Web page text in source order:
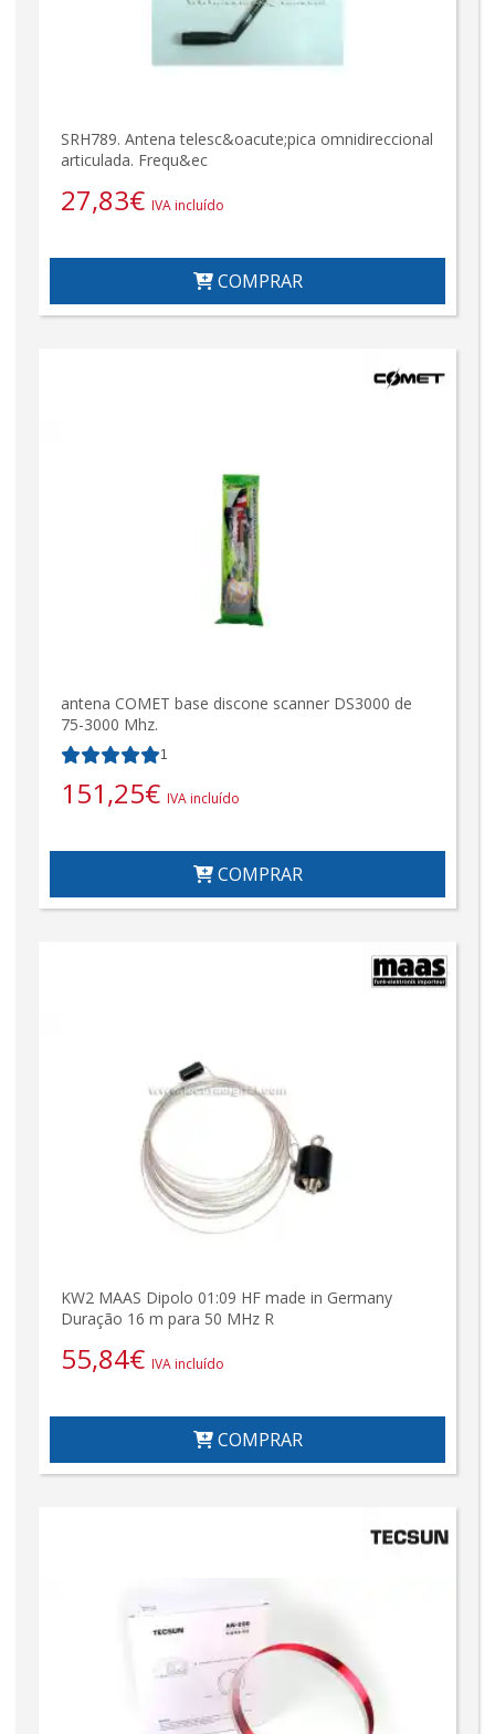
SRH789. Antena telesc&oacute;pica omnidireccional
articulada. Frequ&ec
27,83€ IVA incluído
COMPRAR
antena COMET base discone scanner DS3000 de
75-3000 Mhz.
1
151,25€ IVA incluído
COMPRAR
KW2 MAAS Dipolo 01:09 HF made in Germany
Duração 16 m para 50 MHz R
55,84€ IVA incluído
COMPRAR